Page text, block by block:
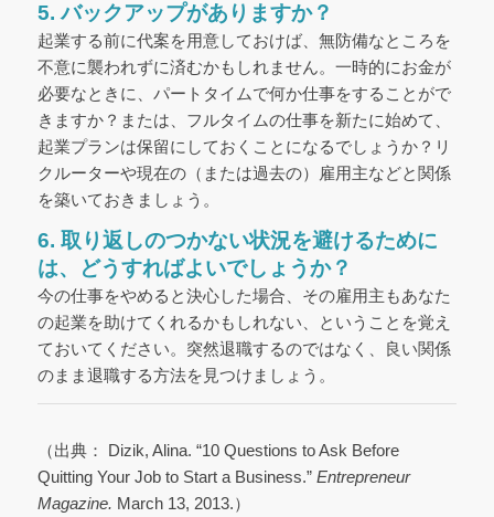
5. バックアップがありますか？
起業する前に代案を用意しておけば、無防備なところを
不意に襲われずに済むかもしれません。一時的にお金が
必要なときに、パートタイムで何か仕事をすることがで
きますか？または、フルタイムの仕事を新たに始めて、
起業プランは保留にしておくことになるでしょうか？リ
クルーターや現在の（または過去の）雇用主などと関係
を築いておきましょう。
6. 取り返しのつかない状況を避けるために
は、どうすればよいでしょうか？
今の仕事をやめると決心した場合、その雇用主もあなた
の起業を助けてくれるかもしれない、ということを覚え
ておいてください。突然退職するのではなく、良い関係
のまま退職する方法を見つけましょう。
（出典： Dizik, Alina. “10 Questions to Ask Before
Quitting Your Job to Start a Business.” Entrepreneur
Magazine. March 13, 2013.）